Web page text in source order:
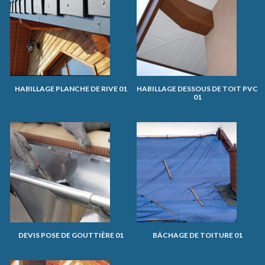
HABILLAGE PLANCHE DE RIVE 01
HABILLAGE DESSOUS DE TOIT PVC
01
DEVIS POSE DE GOUTTIÈRE 01 BÂCHAGE DE TOITURE 01